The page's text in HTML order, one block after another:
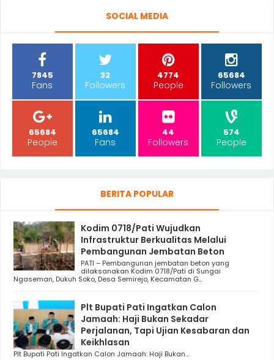
SOCIAL MEDIA
7845
Fans
32
Followers
4774
People
65684
Followers
65684
People
65684
Fans
44
Followers
574
People
BERITA POPULAR
Kodim 0718/Pati Wujudkan
Infrastruktur Berkualitas Melalui
Pembangunan Jembatan Beton
PATI – Pembangunan jembatan beton yang
dilaksanakan Kodim 0718/Pati di Sungai
Ngaseman, Dukuh Soko, Desa Semirejo, Kecamatan G...
Plt Bupati Pati Ingatkan Calon
Jamaah: Haji Bukan Sekadar
Perjalanan, Tapi Ujian Kesabaran dan
Keikhlasan
Plt Bupati Pati Ingatkan Calon Jamaah: Haji Bukan...